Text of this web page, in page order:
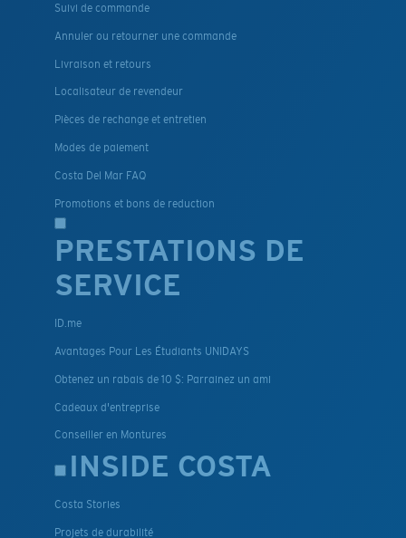
Suivi de commande
Annuler ou retourner une commande
Livraison et retours
Localisateur de revendeur
Pièces de rechange et entretien
Modes de paiement
Costa Del Mar FAQ
Promotions et bons de reduction
PRESTATIONS DE
SERVICE
ID.me
Avantages Pour Les Étudiants UNIDAYS
Obtenez un rabais de 10 $: Parrainez un ami
Cadeaux d'entreprise
Conseiller en Montures
INSIDE COSTA
Costa Stories
Projets de durabilité